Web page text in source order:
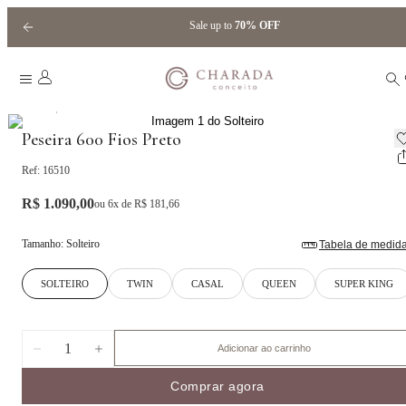
Sale up to 70% OFF
Peseira 600 Fios Preto
Ref: 16510
R$ 1.090,00ou 6x de R$ 181,66
Tamanho: Solteiro Tabela de
SOLTEIRO TWIN CASAL QUEEN SUPER KING
1 Adicionar ao carrinho
Comprar agora